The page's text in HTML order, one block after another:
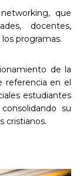
que
docentes,
programas.
de la
referencia en el
estudiantes
su
cristianos.